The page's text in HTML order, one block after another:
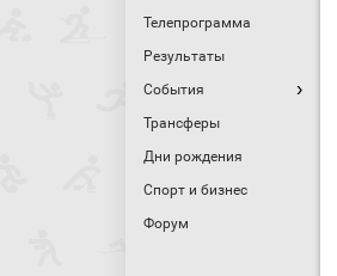
Телепрограмма
Результаты
События
Трансферы
Дни рождения
Спорт и бизнес
Форум